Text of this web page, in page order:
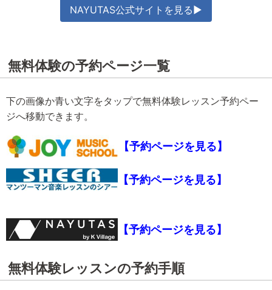
NAYUTAS公式サイトを見る▶
無料体験の予約ページ一覧
下の画像か青い文字をタップで無料体験レッスン予約ペー
ジへ移動できます。
【予約ページを見る】
【予約ページを見る】
【予約ページを見る】
無料体験レッスンの予約手順